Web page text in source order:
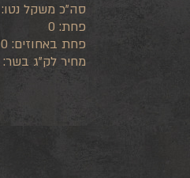
סה"כ משקל נטו:
פחת: 0
פחת באחוזים: 0
מחיר לק"ג בשר: